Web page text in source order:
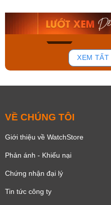
291
Mua ngay
XEM TẤT
VỀ CHÚNG TÔI
Giới thiệu về WatchStore
Phản ánh - Khiếu nại
Chứng nhận đại lý
Tin tức công ty